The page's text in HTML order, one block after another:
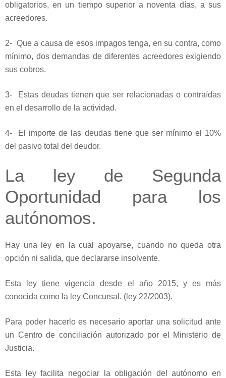
obligatorios, en un tiempo superior a noventa días, a sus
acreedores.
2- Que a causa de esos impagos tenga, en su contra, como
mínimo, dos demandas de diferentes acreedores exigiendo
sus cobros.
3- Estas deudas tienen que ser relacionadas o contraídas
en el desarrollo de la actividad.
4- El importe de las deudas tiene que ser mínimo el 10%
del pasivo total del deudor.
La ley de Segunda
Oportunidad para los
autónomos.
Hay una ley en la cual apoyarse, cuando no queda otra
opción ni salida, que declararse insolvente.
Esta ley tiene vigencia desde el año 2015, y es más
conocida como la ley Concursal. (ley 22/2003).
Para poder hacerlo es necesario aportar una solicitud ante
un Centro de conciliación autorizado por el Ministerio de
Justicia.
Esta ley facilita negociar la obligación del autónomo en